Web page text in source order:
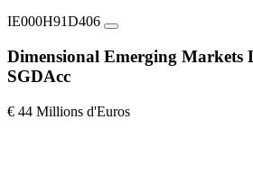
IE000H91D406
Dimensional Emerging
SGDAcc
€ 44 Millions d'Euros